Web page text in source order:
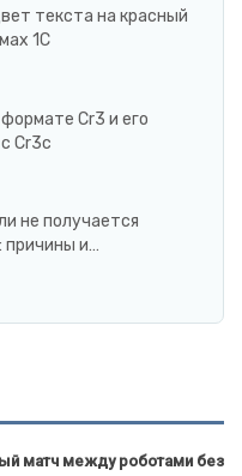
текста на красный
1С
Cr3 и его
Cr3c
не получается
причины и…
матч между роботами без